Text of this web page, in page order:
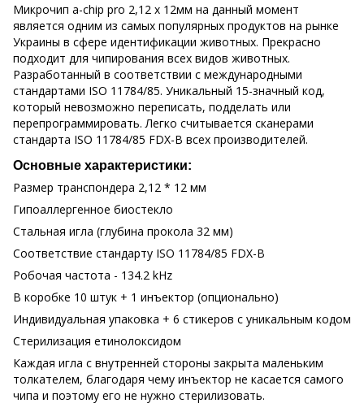
Микрочип a-chip pro 2,12 х 12мм на данный момент
является одним из самых популярных продуктов на рынке
Украины в сфере идентификации животных. Прекрасно
подходит для чипирования всех видов животных.
Разработанный в соответствии с международными
стандартами ISO 11784/85. Уникальный 15-значный код,
который невозможно переписать, подделать или
перепрограммировать. Легко считывается сканерами
стандарта ISO 11784/85 FDX-B всех производителей.
Основные характеристики:
Размер транспондера 2,12 * 12 мм
Гипоаллергенное биостекло
Стальная игла (глубина прокола 32 мм)
Соответствие стандарту ISO 11784/85 FDX-B
Робочая частота - 134.2 kHz
В коробке 10 штук + 1 инъектор (опционально)
Индивидуальная упаковка + 6 стикеров с уникальным кодом
Стерилизация етинолоксидом
Каждая игла с внутренней стороны закрыта маленьким
толкателем, благодаря чему инъектор не касается самого
чипа и поэтому его не нужно стерилизовать.